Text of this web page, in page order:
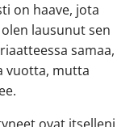
on haave, jota
lausunut sen
samaa,
vuotta, mutta